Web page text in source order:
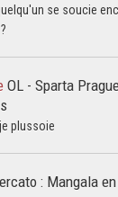
se soucie
OL - Sparta
plussoie
: Mangala